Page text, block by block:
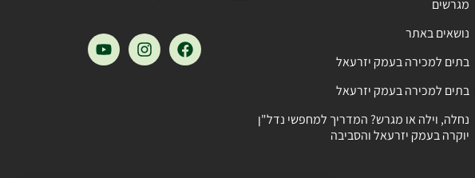
מגרשים
נושאים באתר
בתים למכירה בעמק יזרעאל
בתים למכירה בעמק יזרעאל
נחלה, וילה או מגרש? המדריך למחפשי נדל"ן
יוקרה בעמק יזרעאל והסביבה